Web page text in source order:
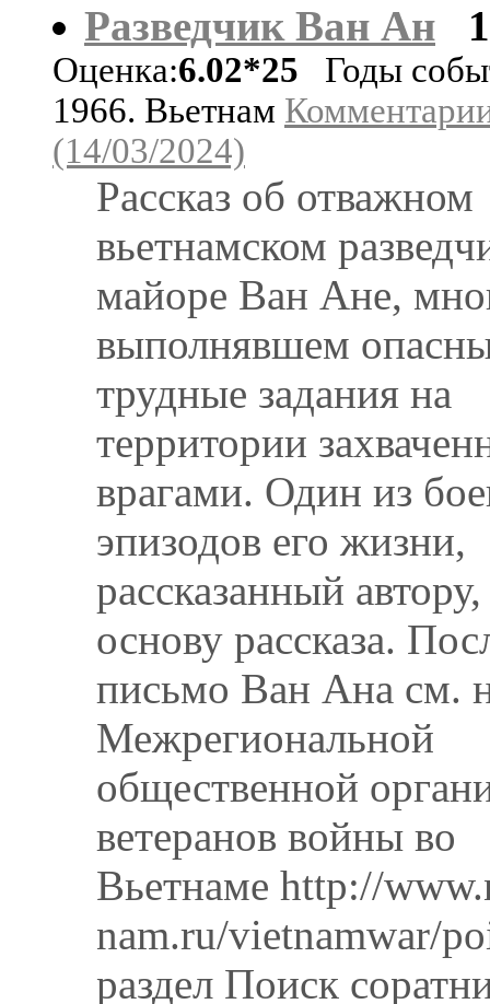
Разведчик Ван Ан
Оценка:6.02*25 Годы
1966. Вьетнам
(14/03/2024)
Рассказ об отважном
вьетнамском
майоре Ван Ане,
выполнявшем
трудные задания на
территории
врагами. Один из
эпизодов его жизни,
рассказанный
основу рассказа.
письмо Ван Ана см.
Межрегиональной
общественной
ветеранов войны во
Вьетнаме http://
nam.ru/vietnamwar/
раздел Поиск